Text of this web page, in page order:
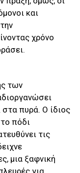
και
χρόνο
των
στα πυρά. Ο ίδιος
πόδι
τις
μια ξαφνική
για